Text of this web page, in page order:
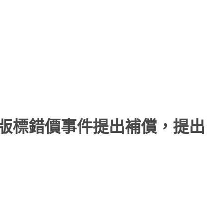
錯價事件提出補償，提